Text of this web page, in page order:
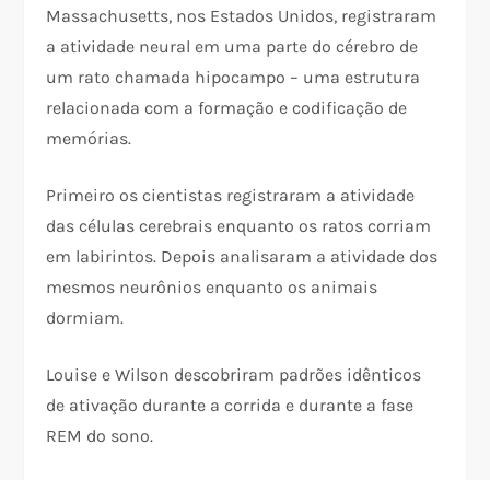
Massachusetts, nos Estados Unidos, registraram
a atividade neural em uma parte do cérebro de
um rato chamada hipocampo – uma estrutura
relacionada com a formação e codificação de
memórias.
Primeiro os cientistas registraram a atividade
das células cerebrais enquanto os ratos corriam
em labirintos. Depois analisaram a atividade dos
mesmos neurônios enquanto os animais
dormiam.
Louise e Wilson descobriram padrões idênticos
de ativação durante a corrida e durante a fase
REM do sono.